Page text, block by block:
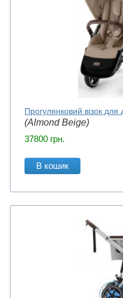
Прогулянковий візок для
(Almond Beige)
37800 грн.
В кошик